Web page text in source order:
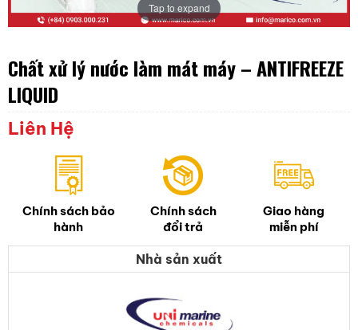
Tap to expand
Chất xử lý nước làm mát máy – ANTIFREEZE
LIQUID
Liên Hệ
Chính sách bảo
hành
Chính sách
đổi trả
Giao hàng
miễn phí
Nhà sản xuất